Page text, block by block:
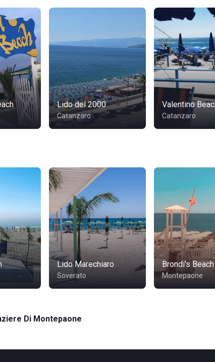
Lido del 2000
Catanzaro
Valentino
Catanzaro
Lido Marechiaro
Soverato
Brondi's Beach
Montepaone
Di Montepaone